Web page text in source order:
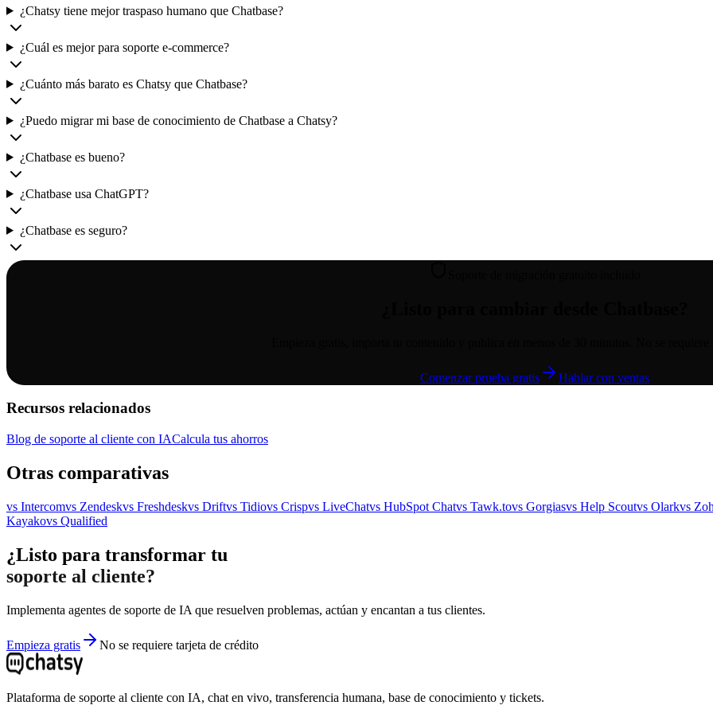
¿Chatsy tiene mejor traspaso humano que Chatbase?
¿Cuál es mejor para soporte e-commerce?
¿Cuánto más barato es Chatsy que Chatbase?
¿Puedo migrar mi base de conocimiento de Chatbase a Chatsy?
¿Chatbase es bueno?
¿Chatbase usa ChatGPT?
¿Chatbase es seguro?
Comenzar prueba gratis Hablar con ventas
Recursos relacionados
Blog de soporte al cliente con IACalcula tus ahorros
Otras comparativas
vs Intercomvs Zendeskvs Freshdeskvs Driftvs Tidiovs Crispvs LiveChatvs HubSpot Chatvs Tawk.tovs Gorgiasvs Help Scoutvs Olarkvs
Kayakovs Qualified
¿Listo para transformar tu
soporte al cliente?
Implementa agentes de soporte de IA que resuelven problemas, actúan y encantan a tus clientes.
Empieza gratis No se requiere tarjeta de crédito
Plataforma de soporte al cliente con IA, chat en vivo, transferencia humana, base de conocimiento y tickets.